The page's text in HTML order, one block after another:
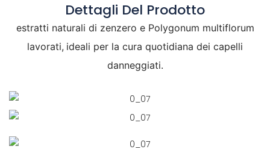
Dettagli Del Prodotto
estratti naturali di zenzero e Polygonum multiflorum
lavorati, ideali per la cura quotidiana dei capelli
danneggiati.